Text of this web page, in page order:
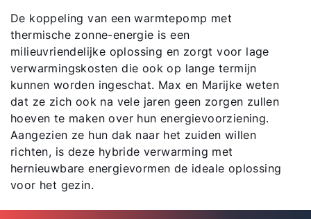
De koppeling van een warmtepomp met
thermische zonne-energie is een
milieuvriendelijke oplossing en zorgt voor lage
verwarmingskosten die ook op lange termijn
kunnen worden ingeschat. Max en Marijke weten
dat ze zich ook na vele jaren geen zorgen zullen
hoeven te maken over hun energievoorziening.
Aangezien ze hun dak naar het zuiden willen
richten, is deze hybride verwarming met
hernieuwbare energievormen de ideale oplossing
voor het gezin.